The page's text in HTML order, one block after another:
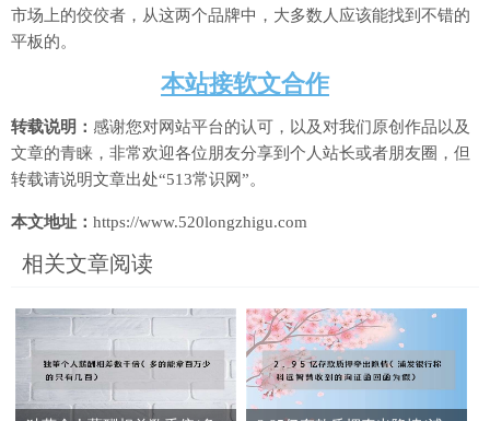
市场上的佼佼者，从这两个品牌中，大多数人应该能找到不错的
平板的。
本站接软文合作
转载说明： 感谢您对网站平台的认可，以及对我们原创作品以及
文章的青睐，非常欢迎各位朋友分享到个人站长或者朋友圈，但
转载请说明文章出处“513常识网”。
本文地址： https://www.520longzhigu.com
相关文章阅读